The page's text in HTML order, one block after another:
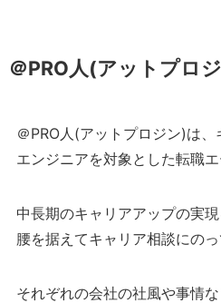
＠PRO人(アットプロ
＠PRO人(アットプロジン)は
エンジニアを対象とした転職エ
中長期のキャリアアップの実
腰を据えてキャリア相談にのっ
それぞれの会社の社風や事情